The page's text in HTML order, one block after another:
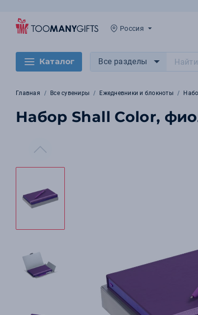
Россия
Каталог Все разделы
Главная Все сувениры Ежедневники и блокноты
Набор Shall Color,